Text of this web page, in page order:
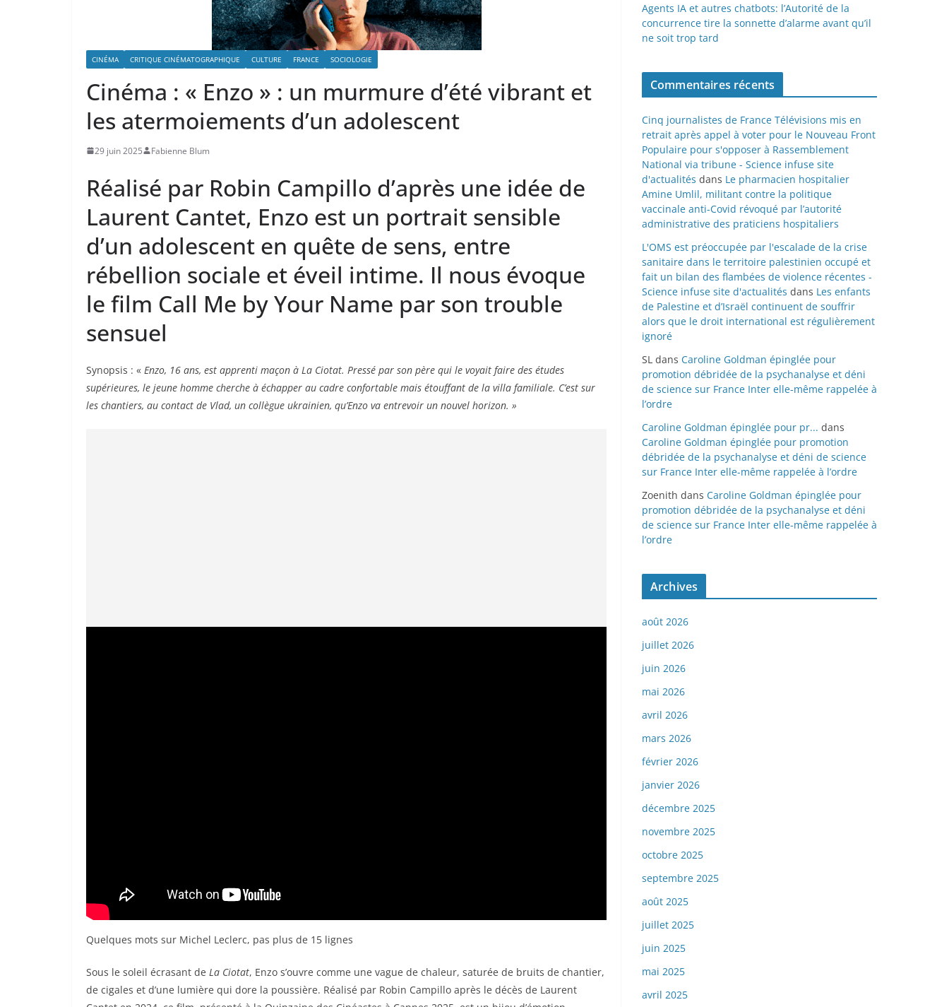
CINÉMA CRITIQUE CINÉMATOGRAPHIQUE CULTURE FRANCE SOCIOLOGIE
Cinéma : « Enzo » : un murmure d’été vibrant et
les atermoiements d’un adolescent
29 juin 2025 Fabienne Blum
Réalisé par Robin Campillo d’après une idée de
Laurent Cantet, Enzo est un portrait sensible
d’un adolescent en quête de sens, entre
rébellion sociale et éveil intime. Il nous évoque
le film Call Me by Your Name par son trouble
sensuel
Synopsis : « Enzo, 16 ans, est apprenti maçon à La Ciotat. Pressé par son père qui le voyait faire des études
supérieures, le jeune homme cherche à échapper au cadre confortable mais étouffant de la villa familiale. C’est sur
les chantiers, au contact de Vlad, un collègue ukrainien, qu’Enzo va entrevoir un nouvel horizon. »
Quelques mots sur Michel Leclerc, pas plus de 15 lignes
Sous le soleil écrasant de La Ciotat, Enzo s’ouvre comme une vague de chaleur, saturée de bruits de chantier,
de cigales et d’une lumière qui dore la poussière. Réalisé par Robin Campillo après le décès de Laurent
Agents IA et autres chatbots: l’Autorité de la
concurrence tire la sonnette d’alarme avant qu’il
ne soit trop tard
Commentaires récents
Cinq journalistes de France Télévisions mis en
retrait après appel à voter pour le Nouveau Front
Populaire pour s'opposer à Rassemblement
National via tribune - Science infuse site
d'actualités dans Le pharmacien hospitalier
Amine Umlil, militant contre la politique
vaccinale anti-Covid révoqué par l’autorité
administrative des praticiens hospitaliers
L'OMS est préoccupée par l'escalade de la crise
sanitaire dans le territoire palestinien occupé et
fait un bilan des flambées de violence récentes -
Science infuse site d'actualités dans Les enfants
de Palestine et d’Israël continuent de souffrir
alors que le droit international est régulièrement
ignoré
SL dans Caroline Goldman épinglée pour
promotion débridée de la psychanalyse et déni
de science sur France Inter elle-même rappelée à
l’ordre
Caroline Goldman épinglée pour pr... dans
Caroline Goldman épinglée pour promotion
débridée de la psychanalyse et déni de science
sur France Inter elle-même rappelée à l’ordre
Zoenith dans Caroline Goldman épinglée pour
promotion débridée de la psychanalyse et déni
de science sur France Inter elle-même rappelée à
l’ordre
Archives
août 2026
juillet 2026
juin 2026
mai 2026
avril 2026
mars 2026
février 2026
janvier 2026
décembre 2025
novembre 2025
octobre 2025
septembre 2025
août 2025
juillet 2025
juin 2025
mai 2025
avril 2025